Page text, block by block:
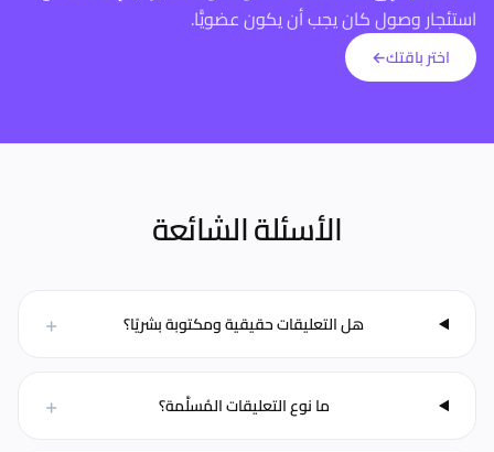
استئجار وصول كان يجب أن يكون عضويًّا.
اختر باقتك←
الأسئلة الشائعة
هل التعليقات حقيقية ومكتوبة بشريًا؟ +
ما نوع التعليقات المُسلَّمة؟ +